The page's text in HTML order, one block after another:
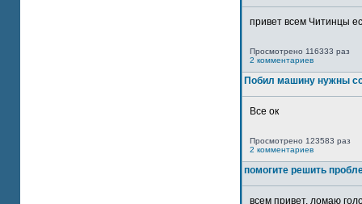
привет всем Читинцы
Просмотрено 116333 раз
2 комментариев
Побил машину нужны
Все ок
Просмотрено 123583 раз
2 комментариев
помогите решить
всем привет, ломаю